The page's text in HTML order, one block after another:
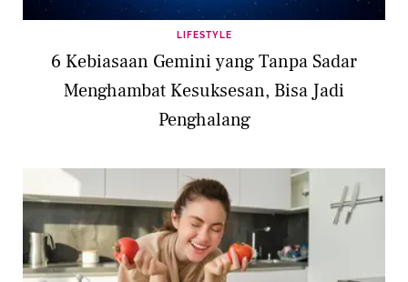
LIFESTYLE
6 Kebiasaan Gemini yang Tanpa Sadar
Menghambat Kesuksesan, Bisa Jadi
Penghalang